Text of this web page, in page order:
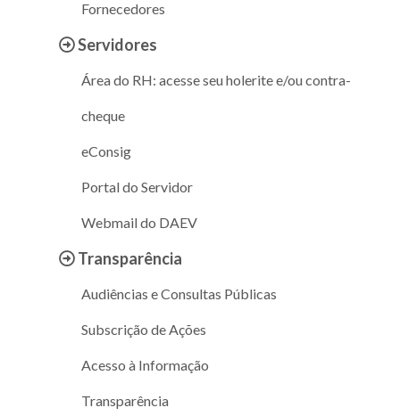
Fornecedores
Servidores
Área do RH: acesse seu holerite e/ou contra-
cheque
eConsig
Portal do Servidor
Webmail do DAEV
Transparência
Audiências e Consultas Públicas
Subscrição de Ações
Acesso à Informação
Transparência